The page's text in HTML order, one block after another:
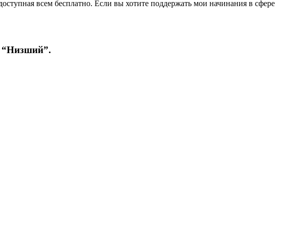
всем бесплатно. Если вы хотите поддержать мои начинания в сфере
“Низший”.